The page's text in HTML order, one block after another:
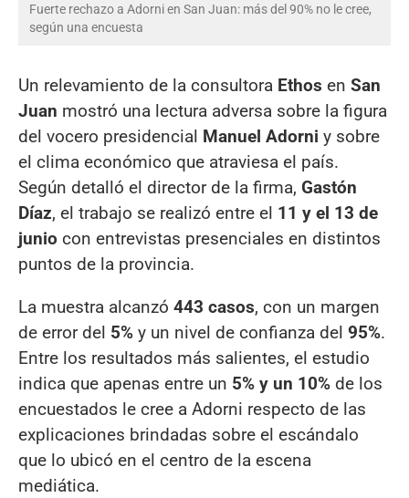
Fuerte rechazo a Adorni en San Juan: más del 90% no le cree,
según una encuesta
Un relevamiento de la consultora Ethos en San
Juan mostró una lectura adversa sobre la figura
del vocero presidencial Manuel Adorni y sobre
el clima económico que atraviesa el país.
Según detalló el director de la firma, Gastón
Díaz, el trabajo se realizó entre el 11 y el 13 de
junio con entrevistas presenciales en distintos
puntos de la provincia.
La muestra alcanzó 443 casos, con un margen
de error del 5% y un nivel de confianza del 95%.
Entre los resultados más salientes, el estudio
indica que apenas entre un 5% y un 10% de los
encuestados le cree a Adorni respecto de las
explicaciones brindadas sobre el escándalo
que lo ubicó en el centro de la escena
mediática.